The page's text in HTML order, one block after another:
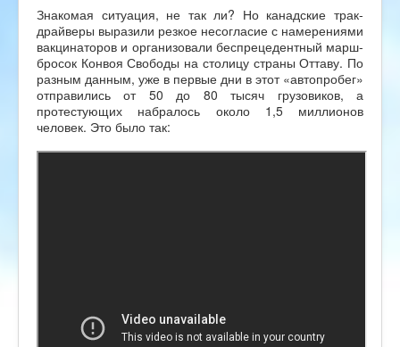
Знакомая ситуация, не так ли? Но канадские трак-
драйверы выразили резкое несогласие с намерениями
вакцинаторов и организовали беспрецедентный марш-
бросок Конвоя Свободы на столицу страны Оттаву. По
разным данным, уже в первые дни в этот «автопробег»
отправились от 50 до 80 тысяч грузовиков, а
протестующих набралось около 1,5 миллионов
человек. Это было так: